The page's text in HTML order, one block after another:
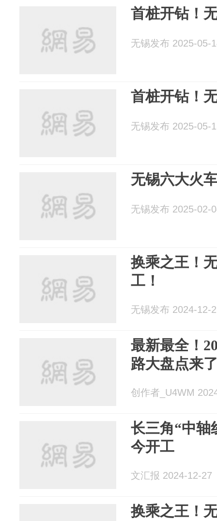
首桩开钻！
无锡发布 2025-05-
首桩开钻！
无锡发布 2025-05-
无锡六大火
无锡发布 2025-02-
换乘之王！
工！
无锡发布 2024-12-
最新最全！
路大盘点来
创作者_U4WM
长三角“中轴
今开工
文汇报 2024-12-27
换乘之王！